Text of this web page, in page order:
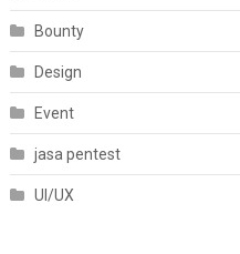
Bounty
Design
Event
jasa pentest
UI/UX